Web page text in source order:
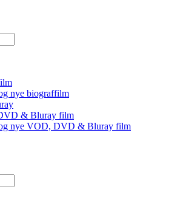
nye biograffilm
& Bluray film
nye VOD, DVD & Bluray film